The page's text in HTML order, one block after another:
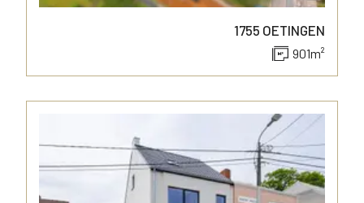
1755 OETINGEN
901m²